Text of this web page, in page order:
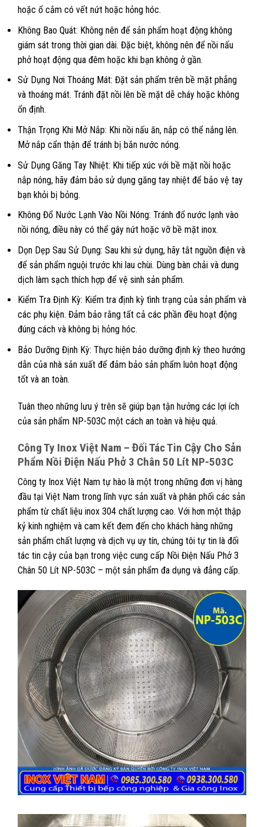
hoặc ổ cắm có vết nứt hoặc hỏng hóc.
Không Bao Quát: Không nên để sản phẩm hoạt động không
giám sát trong thời gian dài. Đặc biệt, không nên để nồi nấu
phở hoạt động qua đêm hoặc khi bạn không ở gần.
Sử Dụng Nơi Thoáng Mát: Đặt sản phẩm trên bề mặt phẳng
và thoáng mát. Tránh đặt nồi lên bề mặt dễ cháy hoặc không
ổn định.
Thận Trọng Khi Mở Nắp: Khi nồi nấu ăn, nắp có thể nắng lên.
Mở nắp cẩn thận để tránh bị bắn nước nóng.
Sử Dụng Găng Tay Nhiệt: Khi tiếp xúc với bề mặt nồi hoặc
nắp nóng, hãy đảm bảo sử dụng găng tay nhiệt để bảo vệ tay
bạn khỏi bị bỏng.
Không Đổ Nước Lạnh Vào Nồi Nóng: Tránh đổ nước lạnh vào
nồi nóng, điều này có thể gây nứt hoặc vỡ bề mặt inox.
Dọn Dẹp Sau Sử Dụng: Sau khi sử dụng, hãy tắt nguồn điện và
để sản phẩm nguội trước khi lau chùi. Dùng bàn chải và dung
dịch làm sạch thích hợp để vệ sinh sản phẩm.
Kiểm Tra Định Kỳ: Kiểm tra định kỳ tình trạng của sản phẩm và
các phụ kiện. Đảm bảo rằng tất cả các phần đều hoạt động
đúng cách và không bị hỏng hóc.
Bảo Dưỡng Định Kỳ: Thực hiện bảo dưỡng định kỳ theo hướng
dẫn của nhà sản xuất để đảm bảo sản phẩm luôn hoạt động
tốt và an toàn.
Tuân theo những lưu ý trên sẽ giúp bạn tận hưởng các lợi ích
của sản phẩm NP-503C một cách an toàn và hiệu quả.
Công Ty Inox Việt Nam – Đối Tác Tin Cậy Cho Sản
Phẩm Nồi Điện Nấu Phở 3 Chân 50 Lít NP-503C
Công ty Inox Việt Nam tự hào là một trong những đơn vị hàng
đầu tại Việt Nam trong lĩnh vực sản xuất và phân phối các sản
phẩm từ chất liệu inox 304 chất lượng cao. Với hơn một thập
kỷ kinh nghiệm và cam kết đem đến cho khách hàng những
sản phẩm chất lượng và dịch vụ uy tín, chúng tôi tự tin là đối
tác tin cậy của bạn trong việc cung cấp Nồi Điện Nấu Phở 3
Chân 50 Lít NP-503C – một sản phẩm đa dụng và đẳng cấp.